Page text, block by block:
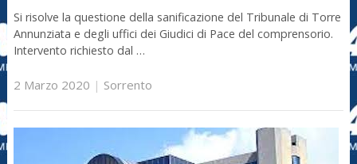
Si risolve la questione della sanificazione del Tribunale di Torre
Annunziata e degli uffici dei Giudici di Pace del comprensorio.
Intervento richiesto dal …
2 Marzo 2020 | Sorrento